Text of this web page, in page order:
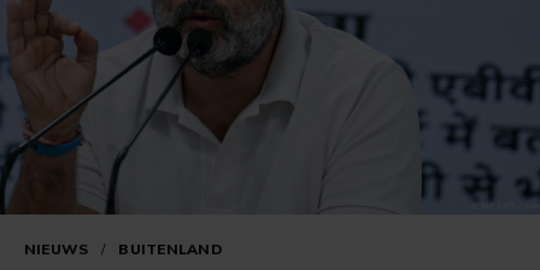
NIEUWS / BUITENLAND